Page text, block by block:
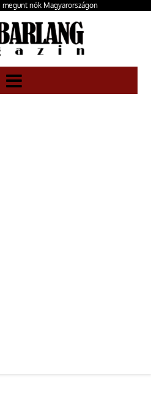
nők Magyarországon